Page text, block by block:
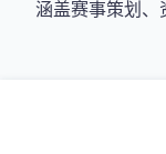
涵盖赛事策划、